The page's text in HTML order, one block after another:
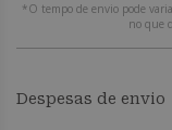
*O tempo de envio pode
no que
Despesas de envio